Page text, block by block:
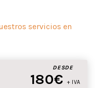
servicios en
DESDE
180€ + IVA